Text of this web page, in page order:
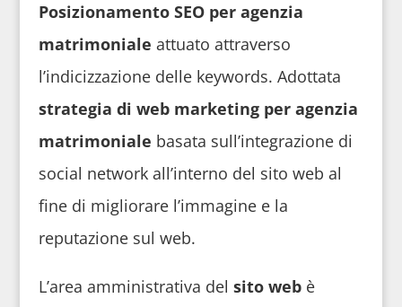
Posizionamento SEO per agenzia
matrimoniale attuato attraverso
l’indicizzazione delle keywords. Adottata
strategia di web marketing per agenzia
matrimoniale basata sull’integrazione di
social network all’interno del sito web al
fine di migliorare l’immagine e la
reputazione sul web.
L’area amministrativa del sito webè